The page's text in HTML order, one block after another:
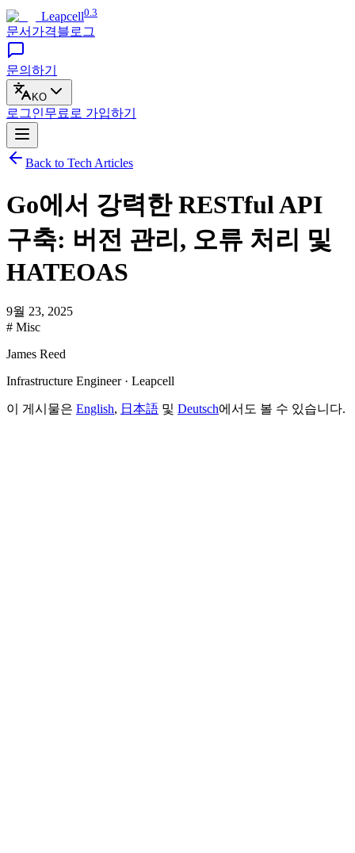
Leapcell0.3
문서 가격블로그
문의하기
KO
로그인무료로 가입하기
Back to Tech Articles
Go에서 강력한 RESTful API
구축: 버전 관리, 오류 처리 및
HATEOAS
9월 23, 2025
# Misc
James Reed
Infrastructure Engineer · Leapcell
이 게시물은 English, 日本語 및 Deutsch에서도 볼 수 있습니다.